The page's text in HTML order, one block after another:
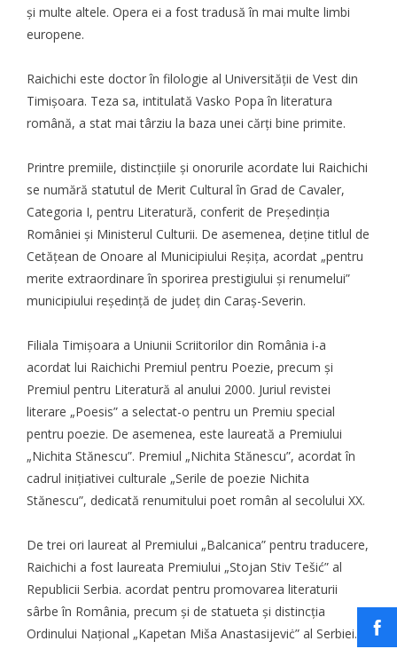
și multe altele. Opera ei a fost tradusă în mai multe limbi
europene.
Raichichi este doctor în filologie al Universității de Vest din
Timișoara. Teza sa, intitulată Vasko Popa în literatura
română, a stat mai târziu la baza unei cărți bine primite.
Printre premiile, distincțiile și onorurile acordate lui Raichichi
se numără statutul de Merit Cultural în Grad de Cavaler,
Categoria I, pentru Literatură, conferit de Președinția
României și Ministerul Culturii. De asemenea, deține titlul de
Cetățean de Onoare al Municipiului Reșița, acordat „pentru
merite extraordinare în sporirea prestigiului și renumelui”
municipiului reședință de județ din Caraș-Severin.
Filiala Timișoara a Uniunii Scriitorilor din România i-a
acordat lui Raichichi Premiul pentru Poezie, precum și
Premiul pentru Literatură al anului 2000. Juriul revistei
literare „Poesis” a selectat-o pentru un Premiu special
pentru poezie. De asemenea, este laureată a Premiului
„Nichita Stănescu”. Premiul „Nichita Stănescu”, acordat în
cadrul inițiativei culturale „Serile de poezie Nichita
Stănescu”, dedicată renumitului poet român al secolului XX.
De trei ori laureat al Premiului „Balcanica” pentru traducere,
Raichichi a fost laureata Premiului „Stojan Stiv Tešić” al
Republicii Serbia. acordat pentru promovarea literaturii
sârbe în România, precum și de statueta și distincția
Ordinului Național „Kapetan Miša Anastasijeviċ” al Serbiei.